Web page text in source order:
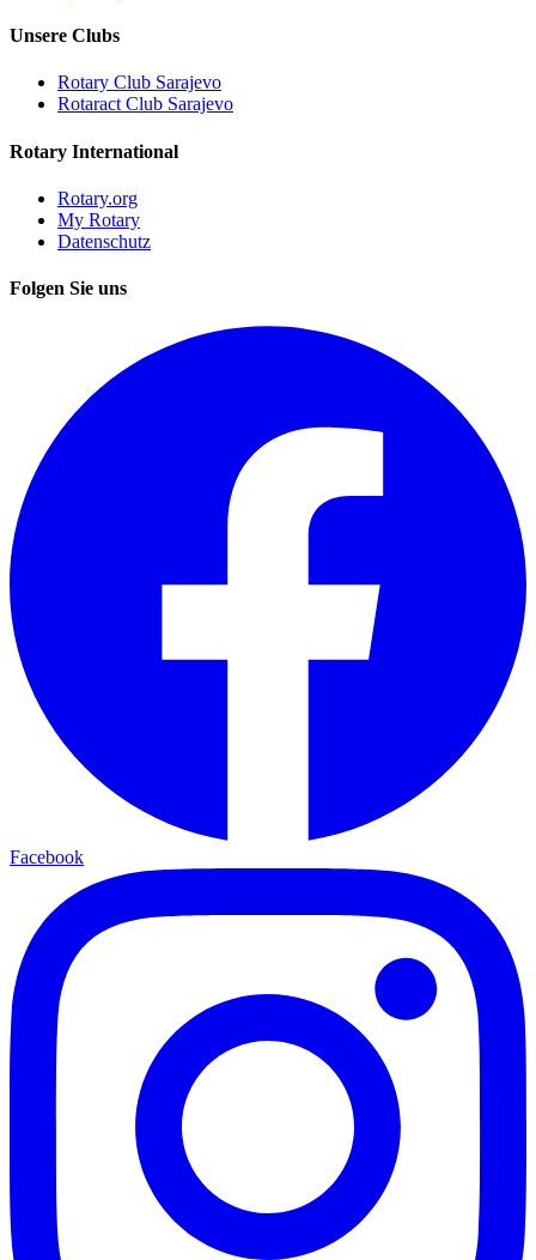
Unsere Clubs
Rotary Club Sarajevo
Rotaract Club Sarajevo
Rotary International
Rotary.org
My Rotary
Datenschutz
Folgen Sie uns
Facebook